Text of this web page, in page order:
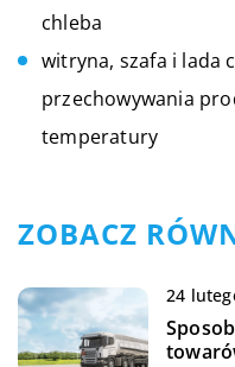
chleba
witryna, szafa i lada
przechowywania
temperatury
ZOBACZ
24